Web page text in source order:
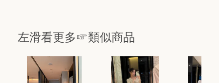
左滑看更多☞類似商品